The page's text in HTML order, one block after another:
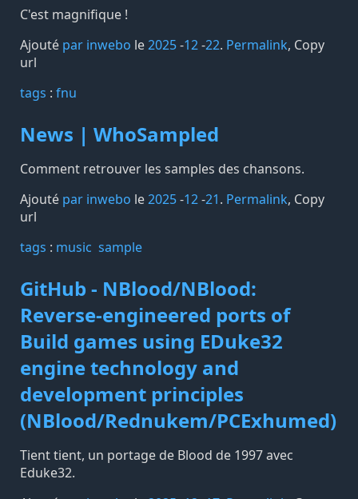
C'est magnifique !
Ajouté par inwebo le2025-12-22. Permalink, Copy
url
tags️ : fnu
News | WhoSampled
Comment retrouver les samples des chansons.
Ajouté par inwebo le2025-12-21. Permalink, Copy
url
tags️ : music sample
GitHub - NBlood/NBlood:
Reverse-engineered ports of
Build games using EDuke32
engine technology and
development principles
(NBlood/Rednukem/PCExhumed)
Tient tient, un portage de Blood de 1997 avec
Eduke32.